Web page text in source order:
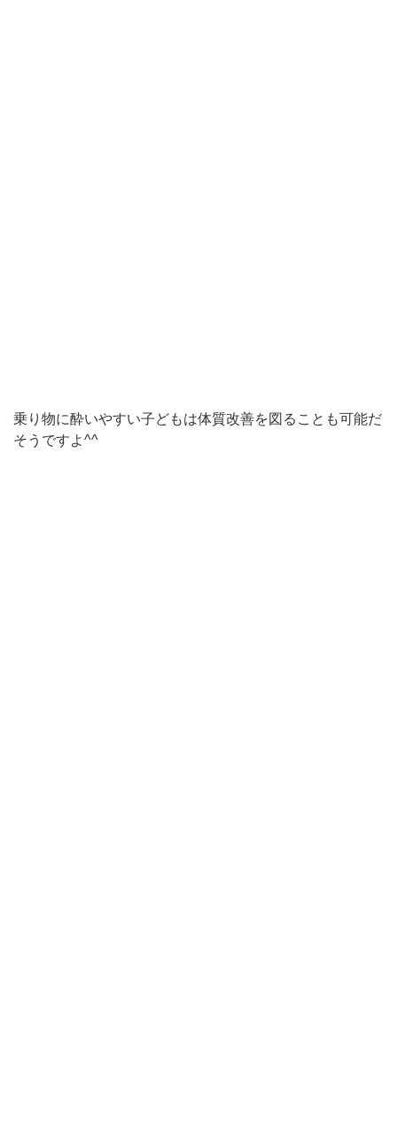
乗り物に酔いやすい子どもは体質改善を図ることも可能だ
そうですよ^^